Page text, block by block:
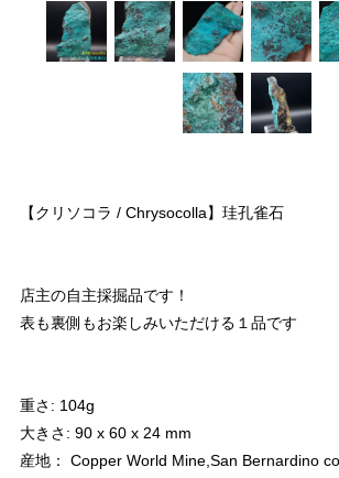
【クリソコラ / Chrysocolla】珪孔雀石
店主の自主採掘品です！
表も裏側もお楽しみいただける１品です
重さ: 104g
大きさ: 90 x 60 x 24 mm
産地： Copper World Mine,San Bernardino